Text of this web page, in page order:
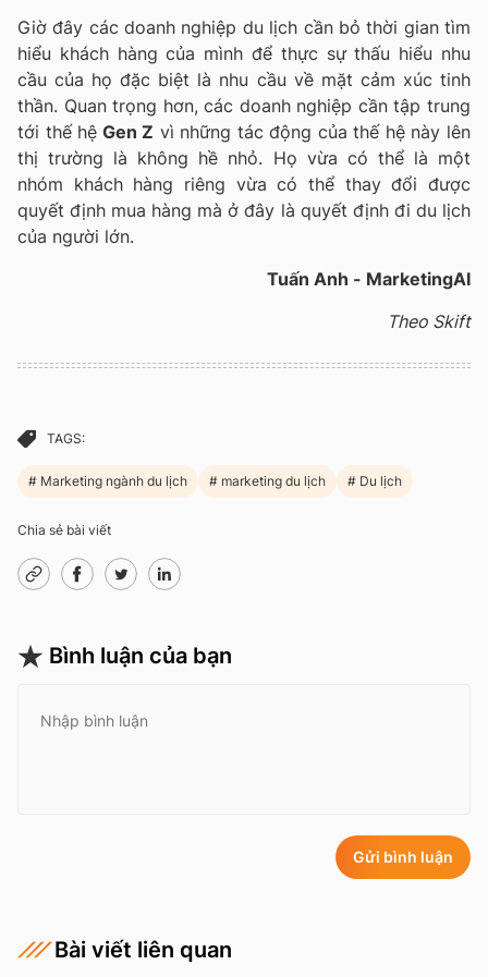
Giờ đây các doanh nghiệp du lịch cần bỏ thời gian tìm
hiểu khách hàng của mình để thực sự thấu hiểu nhu
cầu của họ đặc biệt là nhu cầu về mặt cảm xúc tinh
thần. Quan trọng hơn, các doanh nghiệp cần tập trung
tới thế hệ Gen Z vì những tác động của thế hệ này lên
thị trường là không hề nhỏ. Họ vừa có thể là một
nhóm khách hàng riêng vừa có thể thay đổi được
quyết định mua hàng mà ở đây là quyết định đi du lịch
của người lớn.
Tuấn Anh - MarketingAI
Theo Skift
TAGS:
Marketing ngành du lịch marketing du lịch Du lịch
Chia sẻ bài viết
Bình luận của bạn
Gửi bình luận
Bài viết liên quan